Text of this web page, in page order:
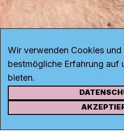
KONTAKT
Wir verwenden Cookies
bestmögliche Erfahrung auf
bieten.